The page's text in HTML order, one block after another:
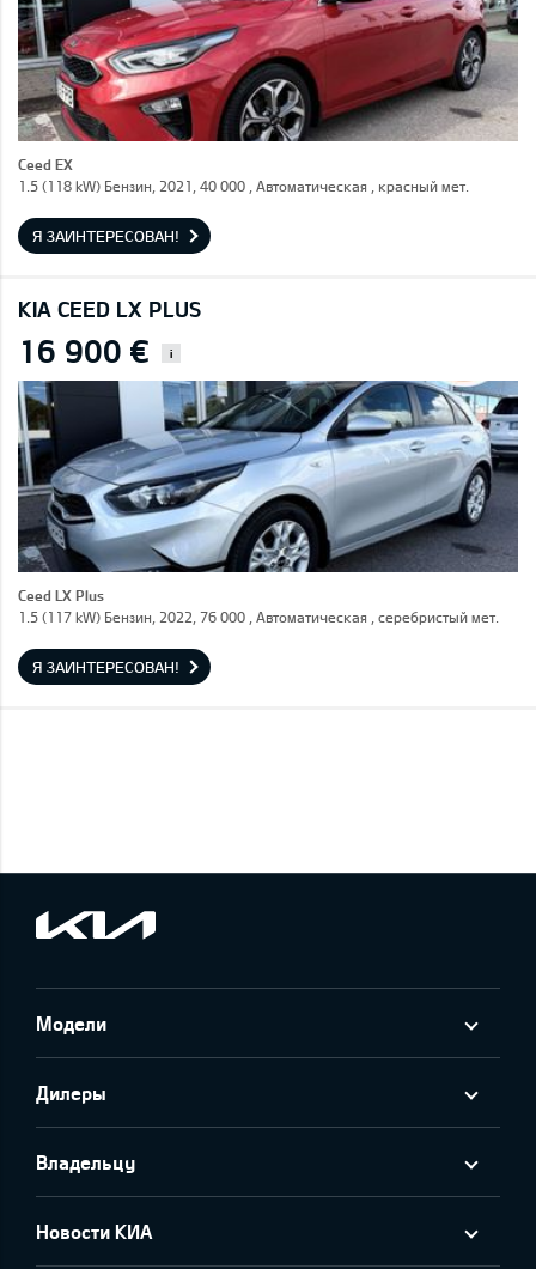
Ceed EX
1.5 (118 kW) Бензин, 2021, 40 000 , Автоматическая , красный мет.
Я ЗАИНТЕРЕСОВАН!
KIA CEED LX PLUS
16 900 € i
Ceed LX Plus
1.5 (117 kW) Бензин, 2022, 76 000 , Автоматическая , серебристый мет.
Я ЗАИНТЕРЕСОВАН!
Модели
Дилеры
Владельцу
Новости КИА